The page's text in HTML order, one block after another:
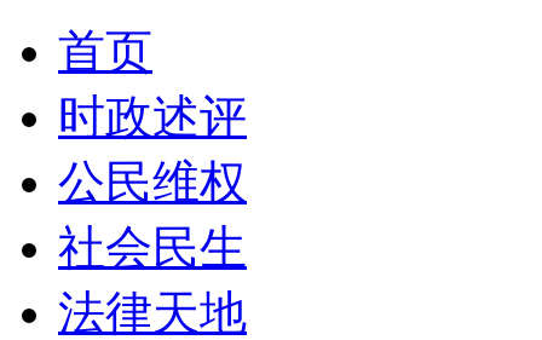
首页
时政述评
公民维权
社会民生
法律天地